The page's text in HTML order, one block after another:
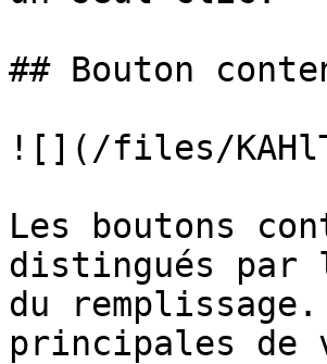
## Bouton
![](/files/
Les boutons
distingués
du
principales de